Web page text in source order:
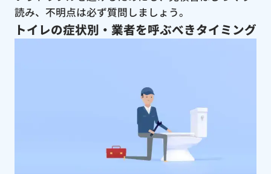
読み、不明点は必ず質問しましょう。
トイレの症状別・業者を呼ぶべきタイミング